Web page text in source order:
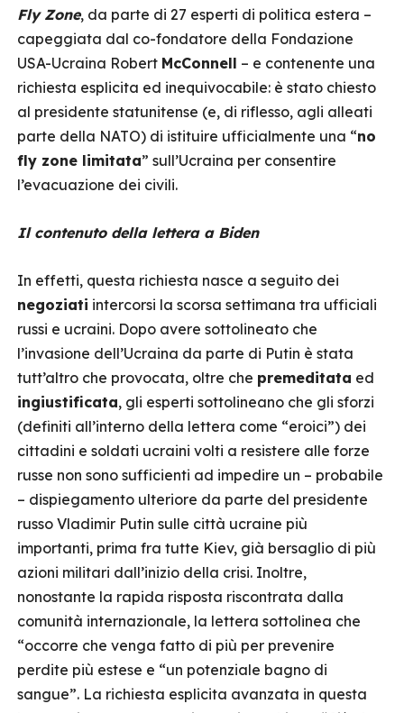
Fly Zone, da parte di 27 esperti di politica estera –
capeggiata dal co-fondatore della Fondazione
USA-Ucraina Robert McConnell – e contenente una
richiesta esplicita ed inequivocabile: è stato chiesto
al presidente statunitense (e, di riflesso, agli alleati
parte della NATO) di istituire ufficialmente una “no
fly zone limitata” sull’Ucraina per consentire
l’evacuazione dei civili.
Il contenuto della lettera a Biden
In effetti, questa richiesta nasce a seguito dei
negoziati intercorsi la scorsa settimana tra ufficiali
russi e ucraini. Dopo avere sottolineato che
l’invasione dell’Ucraina da parte di Putin è stata
tutt’altro che provocata, oltre che premeditata ed
ingiustificata, gli esperti sottolineano che gli sforzi
(definiti all’interno della lettera come “eroici”) dei
cittadini e soldati ucraini volti a resistere alle forze
russe non sono sufficienti ad impedire un – probabile
– dispiegamento ulteriore da parte del presidente
russo Vladimir Putin sulle città ucraine più
importanti, prima fra tutte Kiev, già bersaglio di più
azioni militari dall’inizio della crisi. Inoltre,
nonostante la rapida risposta riscontrata dalla
comunità internazionale, la lettera sottolinea che
“occorre che venga fatto di più per prevenire
perdite più estese e “un potenziale bagno di
sangue”. La richiesta esplicita avanzata in questa